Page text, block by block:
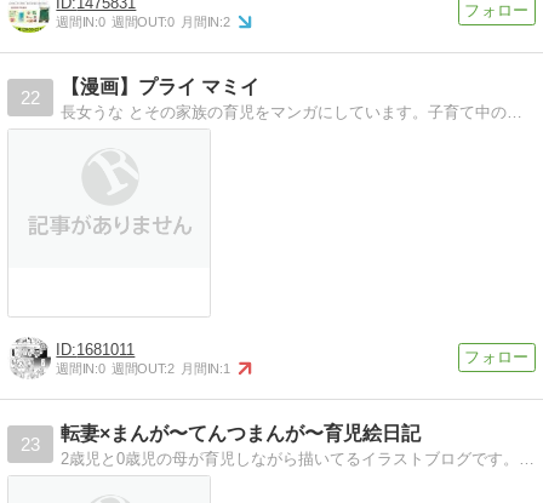
週間IN:0 週間OUT:0 月間IN:2
22
【漫画】プライ マミイ
長女うな とその家族の育児をマンガにしています。子育て中の楽しいことはちろんですが、辛いことも笑いにして「あるある！」と笑い飛ばしていただけたら幸いです。
1681011
週間IN:0 週間OUT:2 月間IN:1
23
転妻×まんが〜てんつまんが〜育児絵日記